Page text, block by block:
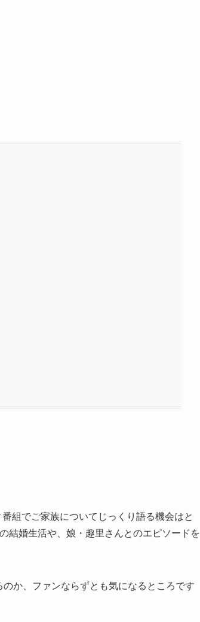
組でご家族についてじっくり語る機会はと
結婚生活や、娘・趣里さんとのエピソードを
か、ファンならずとも気になるところです